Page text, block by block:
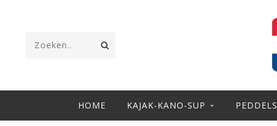
HOME KAJAK-KANO-SUP PEDDELS